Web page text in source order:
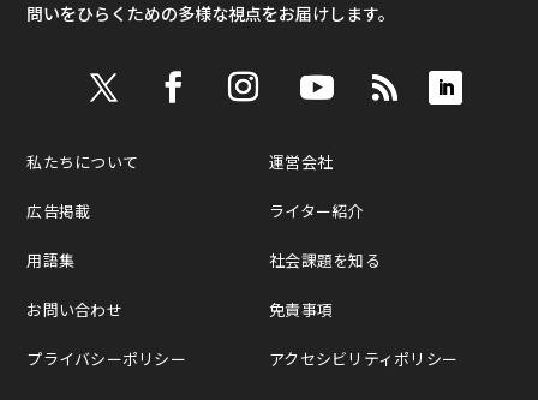
問いをひらくための多様な視点をお届けします。
私たちについて
広告掲載
用語集
お問い合わせ
プライバシーポリシー
運営会社
ライター紹介
社会課題を知る
免責事項
アクセシビリティポリシー